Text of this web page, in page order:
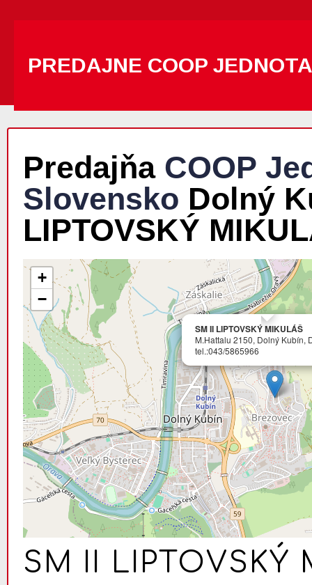
PREDAJNE COOP
Predajňa COOP
Slovensko Dolný
LIPTOVSKÝ
SM II LIPTOVSKÝ MIKULÁŠ
M.Hattalu 2150, Dolný Kubín,
tel.:043/5865966
+
−
SM II LIPTOVSKÝ